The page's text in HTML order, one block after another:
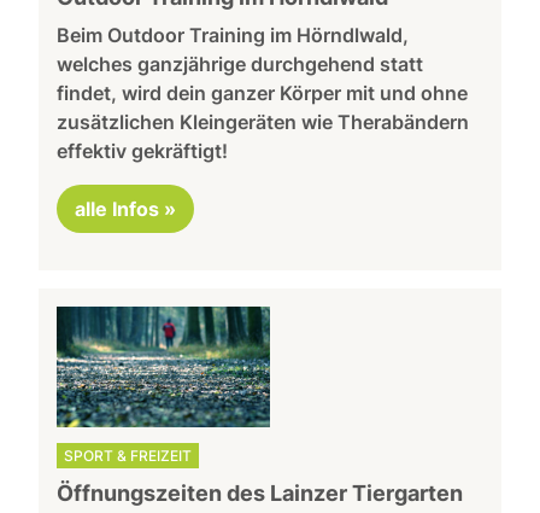
Beim Outdoor Training im Hörndlwald,
welches ganzjährige durchgehend statt
findet, wird dein ganzer Körper mit und ohne
zusätzlichen Kleingeräten wie Therabändern
effektiv gekräftigt!
alle Infos »
SPORT & FREIZEIT
Öffnungszeiten des Lainzer Tiergarten